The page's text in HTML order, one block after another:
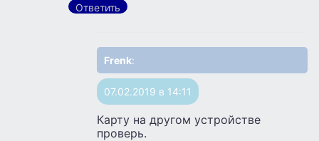
Ответить
Frenk:
07.02.2019 в 14:11
Карту на другом устройстве
проверь.